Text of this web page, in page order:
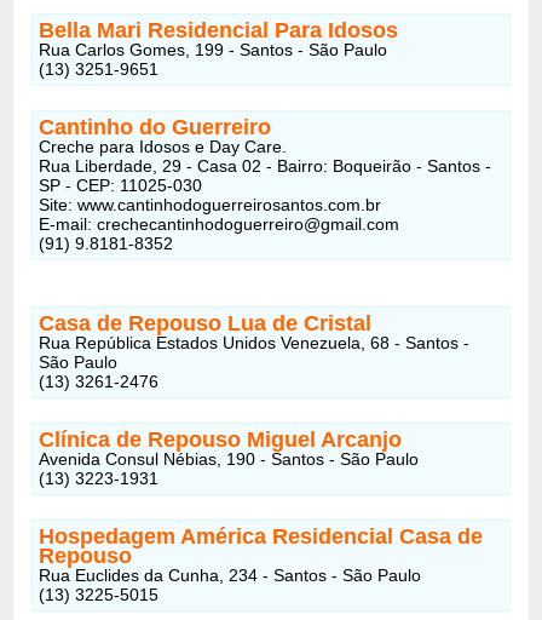
Bella Mari Residencial Para Idosos
Rua Carlos Gomes, 199 - Santos - São Paulo
(13) 3251-9651
Cantinho do Guerreiro
Creche para Idosos e Day Care.
Rua Liberdade, 29 - Casa 02 - Bairro: Boqueirão - Santos -
SP - CEP: 11025-030
Site: www.cantinhodoguerreirosantos.com.br
E-mail: crechecantinhodoguerreiro@gmail.com
(91) 9.8181-8352
Casa de Repouso Lua de Cristal
Rua República Estados Unidos Venezuela, 68 - Santos -
São Paulo
(13) 3261-2476
Clínica de Repouso Miguel Arcanjo
Avenida Consul Nébias, 190 - Santos - São Paulo
(13) 3223-1931
Hospedagem América Residencial Casa de
Repouso
Rua Euclides da Cunha, 234 - Santos - São Paulo
(13) 3225-5015